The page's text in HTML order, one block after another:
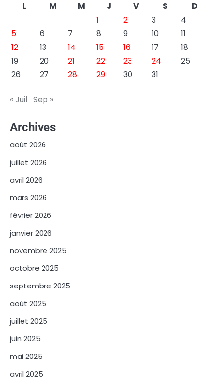
L
M M J V S
D
1
2 3
4
5
6 7 8 9 10
11
12
13 14 15 16 17
18
19
20 21 22 23 24
25
26
27 28 29 30 31
« Juil Sep »
Archives
août 2026
juillet 2026
avril 2026
mars 2026
février 2026
janvier 2026
novembre 2025
octobre 2025
septembre 2025
août 2025
juillet 2025
juin 2025
mai 2025
avril 2025